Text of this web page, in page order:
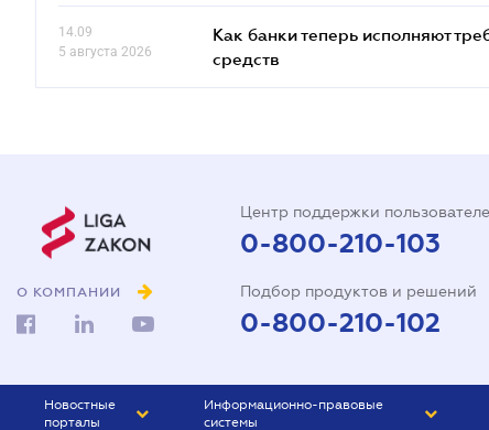
14.09
5 августа 2026
Как банки теперь исполняют
средств
О КОМПАНИИ
Центр поддержки
0-800-210-103
Подбор продуктов и решений
0-800-210-102
Новостные
порталы
Информационно-правовые
системы